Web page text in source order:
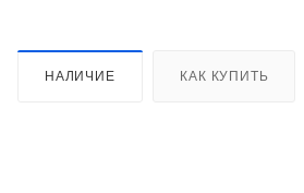
НАЛИЧИЕ КАК КУПИТЬ